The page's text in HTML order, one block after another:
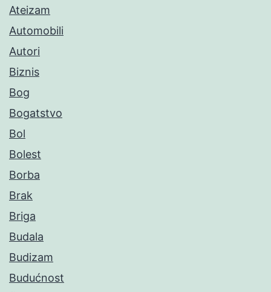
Ateizam
Automobili
Autori
Biznis
Bog
Bogatstvo
Bol
Bolest
Borba
Brak
Briga
Budala
Budizam
Budućnost